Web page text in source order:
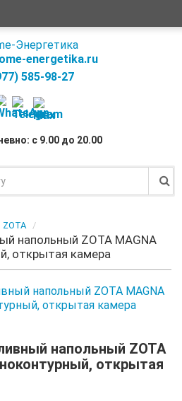
energetika.ru
585-98-27
с 9.00 до 20.00
напольный ZOTA MAGNA
открытая камера
напольный ZOTA
открытая